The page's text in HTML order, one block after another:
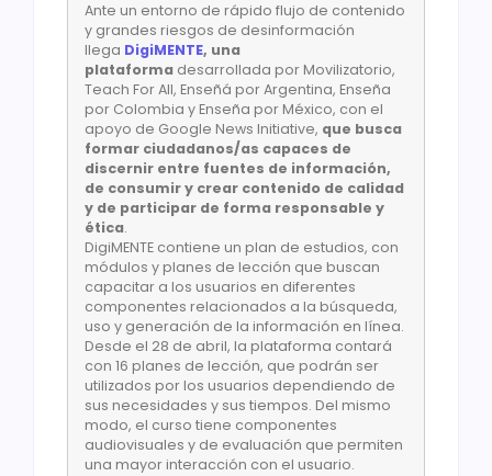
Ante un entorno de rápido flujo de contenido
y grandes riesgos de desinformación
llega DigiMENTE, una
plataforma desarrollada por Movilizatorio,
Teach For All, Enseñá por Argentina, Enseña
por Colombia y Enseña por México, con el
apoyo de Google News Initiative, que busca
formar ciudadanos/as capaces de
discernir entre fuentes de información,
de consumir y crear contenido de calidad
y de participar de forma responsable y
ética.
DigiMENTE contiene un plan de estudios, con
módulos y planes de lección que buscan
capacitar a los usuarios en diferentes
componentes relacionados a la búsqueda,
uso y generación de la información en línea.
Desde el 28 de abril, la plataforma contará
con 16 planes de lección, que podrán ser
utilizados por los usuarios dependiendo de
sus necesidades y sus tiempos. Del mismo
modo, el curso tiene componentes
audiovisuales y de evaluación que permiten
una mayor interacción con el usuario.